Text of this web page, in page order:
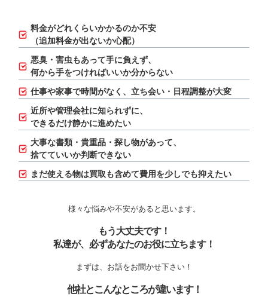
料金がどれくらいかかるのか不安
（追加料金が出ないか心配）
悪臭・害虫もあって手に負えず、
何から手をつければいいか分からない
仕事や家事で時間がなく、立ち会い・日程調整が大変
近所や管理会社に知られずに、
できるだけ静かに進めたい
大事な書類・貴重品・探し物があって、
捨てていいか判断できない
まだ使える物は買取も含めて費用を少しでも抑えたい
様々な悩みや不安があると思います。
もう大丈夫です！
私達が、必ずあなたのお役に立ちます！
まずは、お話をお聞かせ下さい！
他社とこんなところが違います！